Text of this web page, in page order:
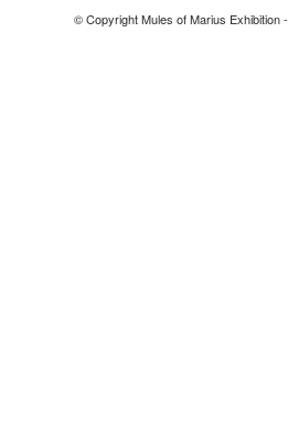
© Copyright Mules of Marius Exhibition -